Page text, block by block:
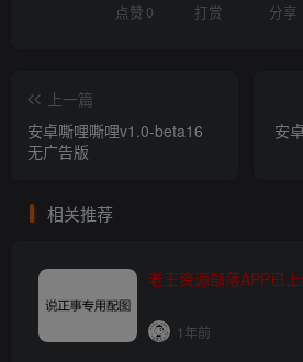
点赞 0 打赏 分享
上一篇
安卓嘶哩嘶哩v1.0-beta16
无广告版
安
相关推荐
老王资源部落APP已
1年前